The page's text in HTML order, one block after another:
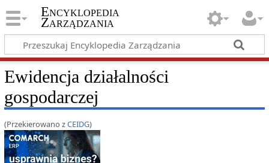
Encyklopedia
Zarządzania
Ewidencja działalności
gospodarczej
(Przekierowano zCEIDG)